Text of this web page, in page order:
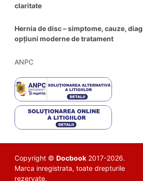
claritate
Hernia de disc – simptome, cauze,
opțiuni moderne de tratament
ANPC
Copyright © Docbook 2017-2026.
Marca inregistrata, toate drepturile
rezervate.